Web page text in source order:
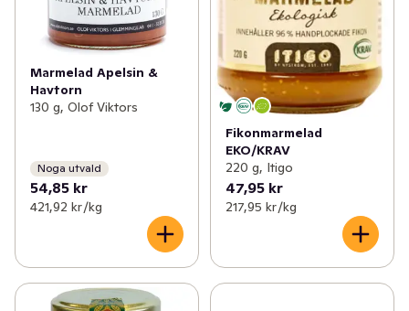
Marmelad Apelsin &
Havtorn
130 g, Olof Viktors
Noga utvald
54,85 kr
421,92 kr /kg
Fikonmarmelad
EKO/KRAV
220 g, Itigo
47,95 kr
217,95 kr /kg